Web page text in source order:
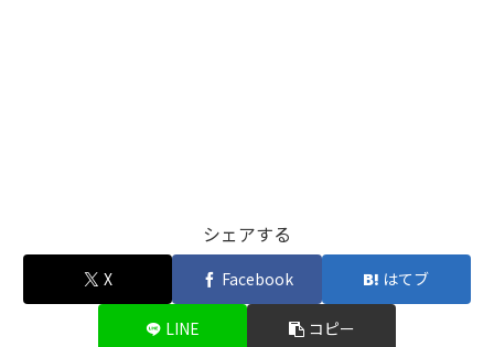
シェアする
X Facebook はてブ
LINE コピー